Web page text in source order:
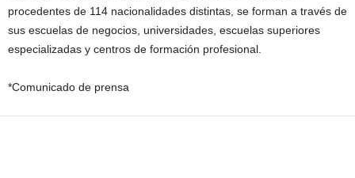
procedentes de 114 nacionalidades distintas, se forman a través de
sus escuelas de negocios, universidades, escuelas superiores
especializadas y centros de formación profesional.
*Comunicado de prensa